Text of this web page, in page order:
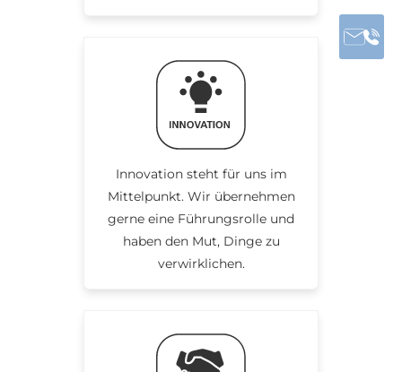
Innovation steht für uns im
Mittelpunkt. Wir übernehmen
gerne eine Führungsrolle und
haben den Mut, Dinge zu
verwirklichen.